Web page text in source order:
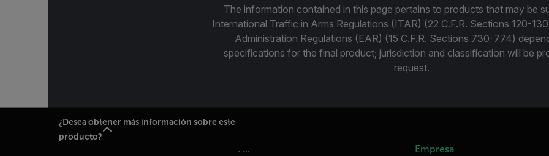
The information contained in this page pertains to products that may be
International Traffic in Arms Regulations (ITAR) (22 C.F.R. Sections 120-
Administration Regulations (EAR) (15 C.F.R. Sections 730-774)
specifications for the final product; jurisdiction and classification will be
request.
¿Desea obtener más información sobre este
producto?
Flir Empresa